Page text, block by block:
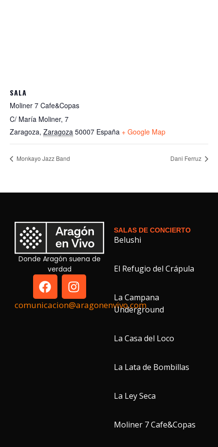
SALA
Moliner 7 Cafe&Copas
C/ María Moliner, 7
Zaragoza, Zaragoza 50007 España + Google Map
Monkayo Jazz Band Dani Ferruz
Donde Aragón suena de
verdad
comunicacion@aragonenvivo.com
SALAS DE CONCIERTO
Belushi
El Refugio del Crápula
La Campana
Underground
La Casa del Loco
La Lata de Bombillas
La Ley Seca
Moliner 7 Cafe&Copas